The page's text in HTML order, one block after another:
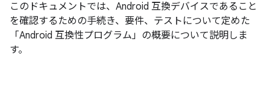
このドキュメントでは、Android 互換デバイスであること
を確認するための手続き、要件、テストについて定めた
「Android 互換性プログラム」の概要について説明しま
す。